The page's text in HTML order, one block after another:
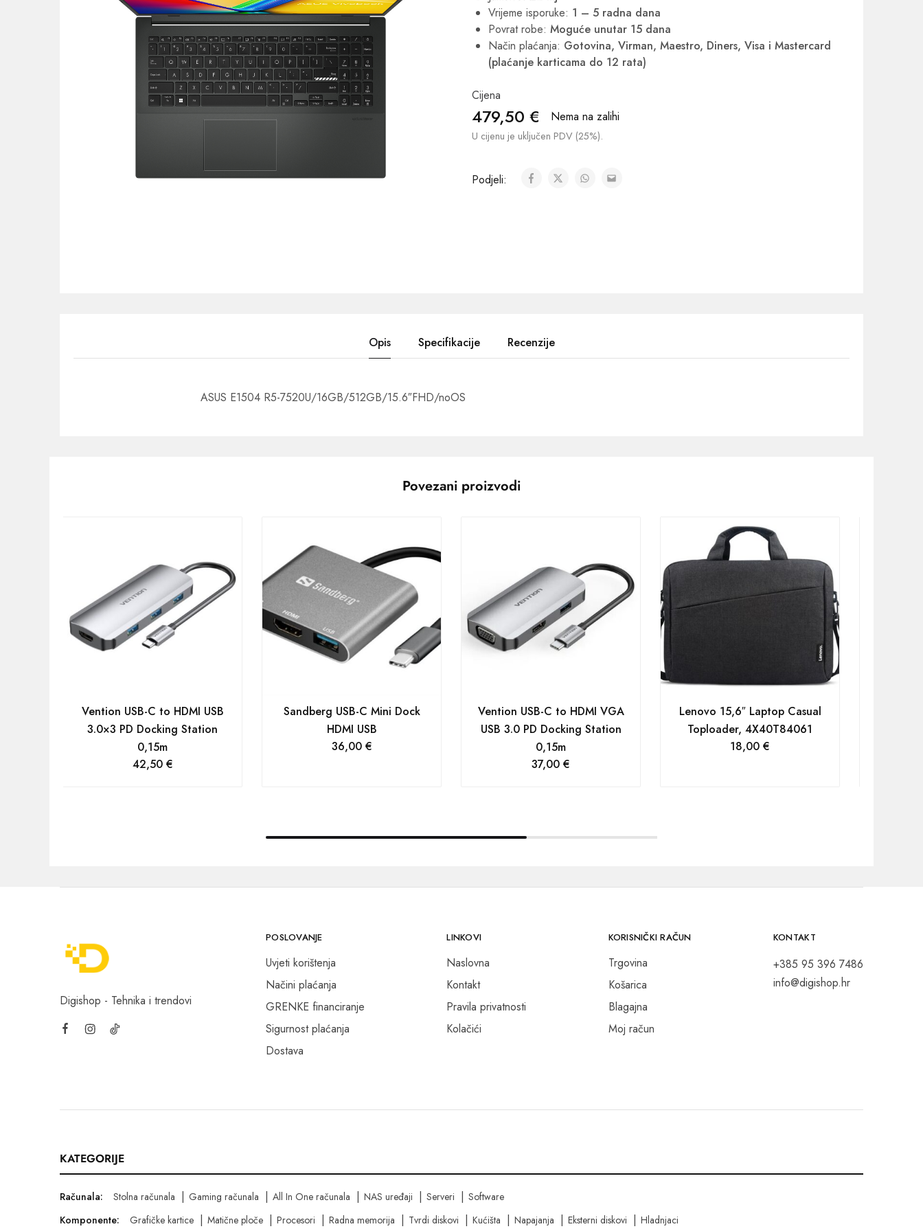
POS uređaji i operma
Mrežna oprema
Alarmi i video nadzor
Vrijeme isporuke: 1 – 5 radna dana
Povrat robe:Moguće unutar 15 dana
Način plaćanja: Gotovina, Virman, Maestro, Diners, Visa i Mastercard
(plaćanje karticama do 12 rata)
Cijena
479,50€ Nema na zalihi
U cijenu je uključen PDV (25%).
Podjeli:
Opis Specifikacije Recenzije
ASUS E1504 R5-7520U/16GB/512GB/15.6″FHD/noOS
Povezani proizvodi
Vention USB-C to HDMI USB
3.0×3 PD Docking Station
0,15m
42,50 €
Sandberg USB-C Mini Dock
HDMI USB
36,00 €
Vention USB-C to HDMI VGA
USB 3.0 PD Docking Station
0,15m
37,00 €
Lenovo 15,6″ Laptop Casual
Toploader, 4X40T84061
18,00 €
Digishop - Tehnika i trendovi
POSLOVANJE
Uvjeti korištenja
Načini plaćanja
GRENKE financiranje
Sigurnost plaćanja
Dostava
LINKOVI
Naslovna
Kontakt
Pravila privatnosti
Kolačići
KORISNIČKI RAČUN
Trgovina
Košarica
Blagajna
Moj račun
KONTAKT
+385 95 396 7486
info@digishop.hr
KATEGORIJE
Računala: Stolna računala Gaming računala All In One računala NAS uređaji Serveri
Software
Komponente:
Grafičke kartice Matične ploče Procesori Radna memorija Tvrdi diskovi Kućišta Napajanja Eksterni diskovi Hladnjaci